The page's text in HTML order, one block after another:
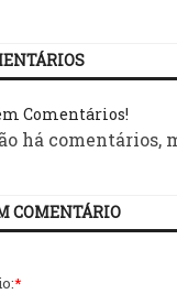
Comentários!
há comentários,
COMENTÁRIO
*